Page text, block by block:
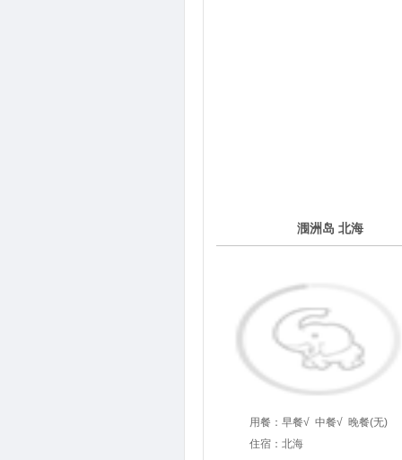
涠洲岛 北海
用餐： 早餐√ 中餐√ 晚餐(无)
住宿：北海